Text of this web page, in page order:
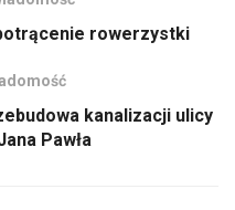
rowerzystki
kanalizacji ulicy
Pawła